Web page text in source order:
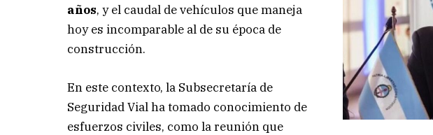
años, y el caudal de vehículos que maneja
hoy es incomparable al de su época de
construcción.
En este contexto, la Subsecretaría de
Seguridad Vial ha tomado conocimiento de
esfuerzos civiles, como la reunión que